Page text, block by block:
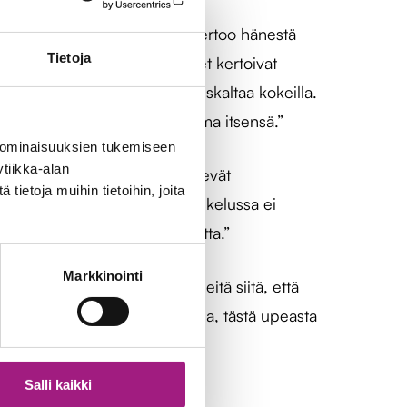
Tietoja
tukemiseen
alan
tietoja muihin tietoihin, joita
Markkinointi
Salli kaikki
tuntia, joka kertoo hänestä
Kiitosjuhlassa ryhmäläiset kertoivat
sellainen tunnelma, että uskaltaa kokeilla.
joka antaa aina olla oma itsensä.”
ja avoimuutensa tekevät
”Vapaaehtoisessa opiskelussa ei
ja sitten vaihdetaan aihetta.”
Me olemme taas ylpeitä siitä, että
yhdistää meitä. Kiitos, Liisa, tästä upeasta